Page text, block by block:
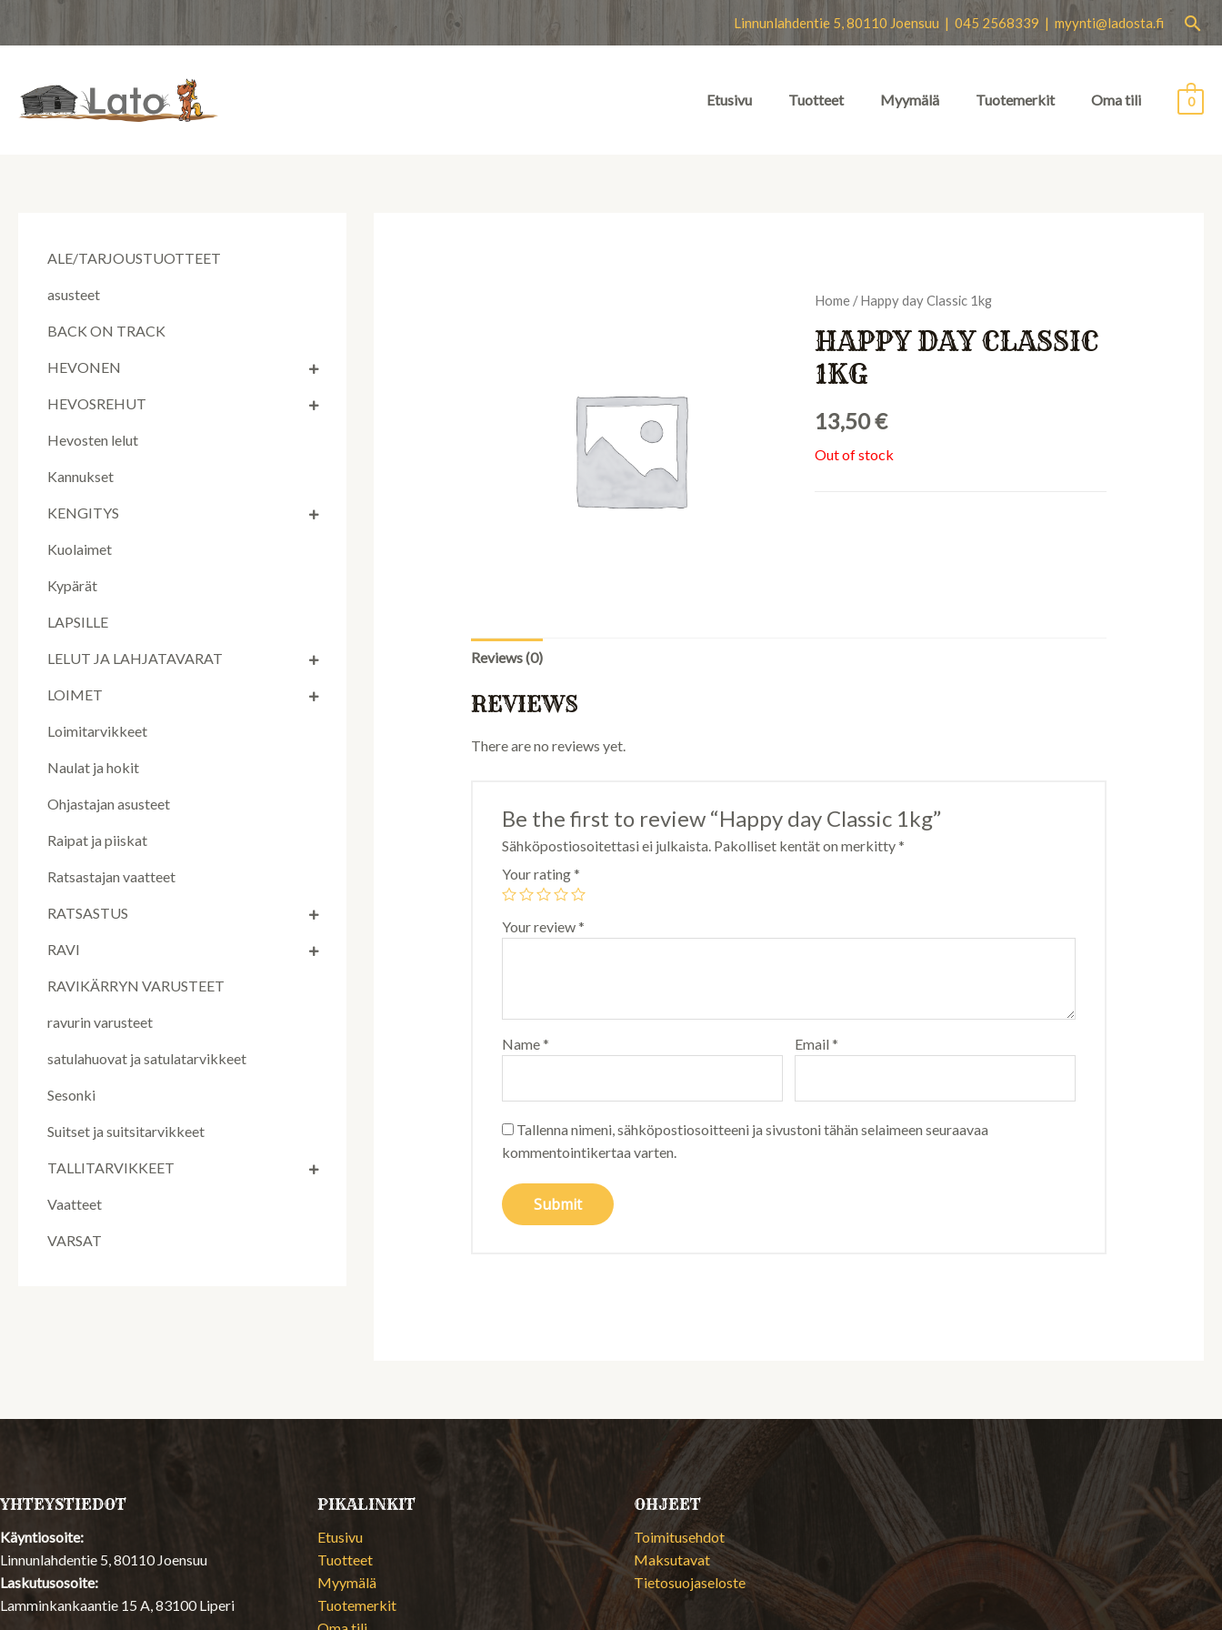
Linnunlahdentie 5, 80110 Joensuu | 045 2568339 | myynti@ladosta.fi Hae
Etusivu Tuotteet Myymälä Tuotemerkit Oma tili 0
ALE/TARJOUSTUOTTEET
asusteet
BACK ON TRACK
HEVONEN
HEVOSREHUT
Hevosten lelut
Kannukset
KENGITYS
Kuolaimet
Kypärät
LAPSILLE
LELUT JA LAHJATAVARAT
LOIMET
Loimitarvikkeet
Naulat ja hokit
Ohjastajan asusteet
Raipat ja piiskat
Ratsastajan vaatteet
RATSASTUS
RAVI
RAVIKÄRRYN VARUSTEET
ravurin varusteet
satulahuovat ja satulatarvikkeet
Sesonki
Suitset ja suitsitarvikkeet
TALLITARVIKKEET
Vaatteet
VARSAT
Home/ Happy day Classic 1kg
HAPPY DAY CLASSIC
1KG
13,50€
Out of stock
Reviews (0)
REVIEWS
There are no reviews yet.
Be the first to review “Happy day Classic 1kg”
Sähköpostiosoitettasi ei julkaista. Pakolliset kentät on merkitty*
Your rating*
Your review*
Name* Email *
Tallenna nimeni, sähköpostiosoitteeni ja sivustoni tähän selaimeen seuraavaa
kommentointikertaa varten.
YHTEYSTIEDOT
Käyntiosoite:
Linnunlahdentie 5, 80110 Joensuu
Laskutusosoite:
Lamminkankaantie 15 A, 83100 Liperi
PIKALINKIT
Etusivu
Tuotteet
Myymälä
Tuotemerkit
OHJEET
Toimitusehdot
Maksutavat
Tietosuojaseloste